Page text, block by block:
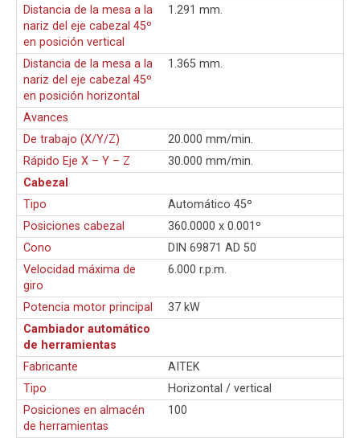
Distancia de la mesa a la
nariz del eje cabezal 45º
en posición vertical
1.291 mm.
Distancia de la mesa a la
nariz del eje cabezal 45º
en posición horizontal
1.365 mm.
Avances
De trabajo (X/Y/Z)
20.000 mm/min.
Rápido Eje X – Y – Z
30.000 mm/min.
Cabezal
Tipo
Automático 45º
Posiciones cabezal
360.0000 x 0.001º
Cono
DIN 69871 AD 50
Velocidad máxima de
giro
6.000 r.p.m.
Potencia motor principal
37 kW
Cambiador automático
de herramientas
Fabricante
AITEK
Tipo
Horizontal / vertical
Posiciones en almacén
de herramientas
100